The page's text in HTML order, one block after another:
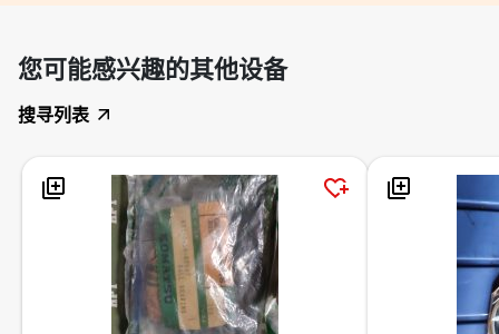
您可能感兴趣的其他设备
搜寻列表